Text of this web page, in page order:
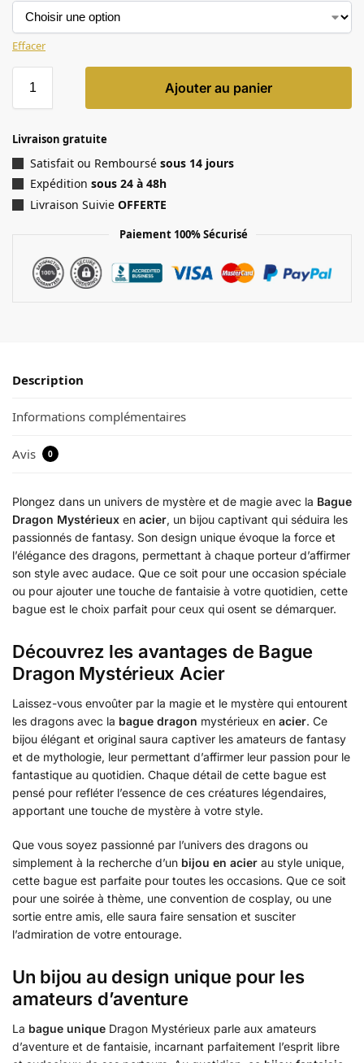
Effacer
Ajouter au panier
Livraison gratuite
Satisfait ou Remboursé sous 14 jours
Expédition sous 24 à 48h
Livraison Suivie OFFERTE
Paiement 100% Sécurisé
Description
Informations complémentaires
Avis 0
Plongez dans un univers de mystère et de magie avec la Bague
Dragon Mystérieux en acier, un bijou captivant qui séduira les
passionnés de fantasy. Son design unique évoque la force et
l’élégance des dragons, permettant à chaque porteur d’affirmer
son style avec audace. Que ce soit pour une occasion spéciale
ou pour ajouter une touche de fantaisie à votre quotidien, cette
bague est le choix parfait pour ceux qui osent se démarquer.
Découvrez les avantages de Bague
Dragon Mystérieux Acier
Laissez-vous envoûter par la magie et le mystère qui entourent
les dragons avec la bague dragon mystérieux en acier. Ce
bijou élégant et original saura captiver les amateurs de fantasy
et de mythologie, leur permettant d’affirmer leur passion pour le
fantastique au quotidien. Chaque détail de cette bague est
pensé pour refléter l’essence de ces créatures légendaires,
apportant une touche de mystère à votre style.
Que vous soyez passionné par l’univers des dragons ou
simplement à la recherche d’un bijou en acier au style unique,
cette bague est parfaite pour toutes les occasions. Que ce soit
pour une soirée à thème, une convention de cosplay, ou une
sortie entre amis, elle saura faire sensation et susciter
l’admiration de votre entourage.
Un bijou au design unique pour les
amateurs d’aventure
La bague unique Dragon Mystérieux parle aux amateurs
d’aventure et de fantaisie, incarnant parfaitement l’esprit libre